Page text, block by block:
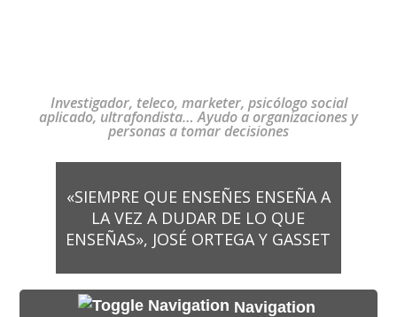
Investigador, teleco, marketer, psicólogo social
aplicado, ultrafondista… Ayudo a organizaciones y
personas a tomar decisiones
«SIEMPRE QUE ENSEÑES ENSEÑA A
LA VEZ A DUDAR DE LO QUE
ENSEÑAS», JOSÉ ORTEGA Y GASSET
Navigation